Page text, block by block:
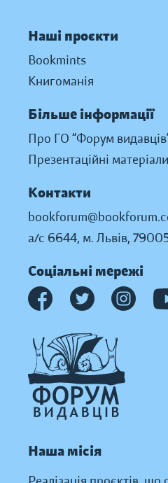
Наші проєкти
Bookmints
Книгоманія
Більше інформації
Про ГО “Форум
Презентаційні матеріали
Контакти
а/с 6644, м. Львів,
Соціальні мережі
Наша місія